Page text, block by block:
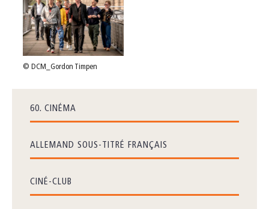
© DCM_Gordon Timpen
60. CINÉMA
ALLEMAND SOUS-TITRÉ FRANÇAIS
CINÉ-CLUB